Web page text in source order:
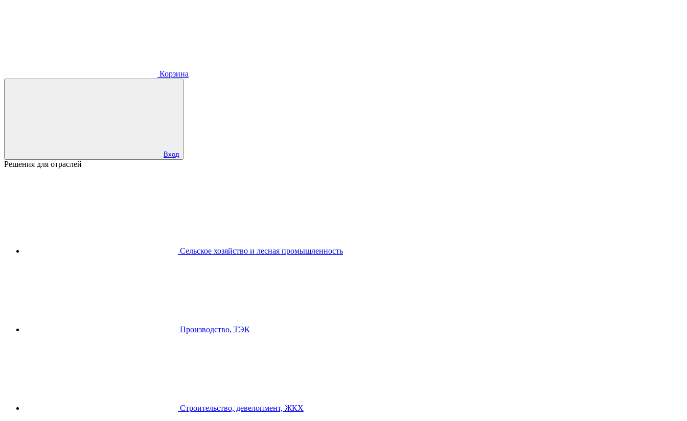
Корзина
Вход
Решения для отраслей
Сельское хозяйство и лесная промышленность
Производство, ТЭК
Строительство, девелопмент, ЖКХ